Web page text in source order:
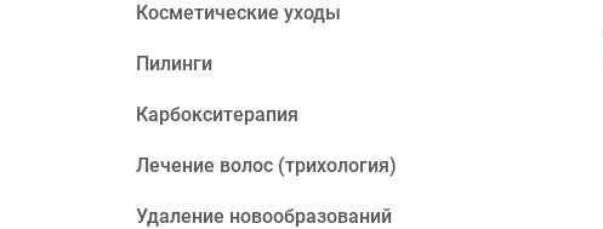
Косметические уходы
Пилинги
Карбокситерапия
Лечение волос (трихология)
Удаление новообразований